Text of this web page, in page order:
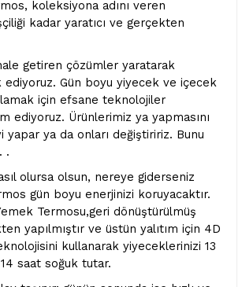
koleksiyona adını veren
kadar yaratıcı ve gerçekten
getiren çözümler yaratarak
Gün boyu yiyecek ve içecek
için efsane teknolojiler
ediyoruz. Ürünlerimiz ya yapmasını
yapar ya da onları değiştiririz. Bunu
.
olursa olsun, nereye giderseniz
gün boyu enerjinizi koruyacaktır.
Termosu,geri dönüştürülmüş
yapılmıştır ve üstün yalıtım için 4D
kullanarak yiyeceklerinizi 13
saat soğuk tutar.